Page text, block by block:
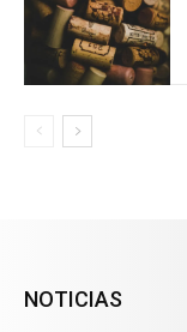
NOTICIAS